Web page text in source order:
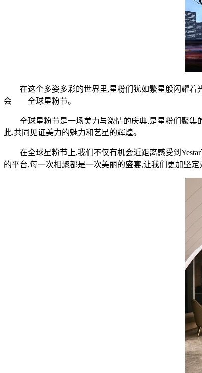
在这个多姿多彩的世界里,星粉们犹如繁星般闪耀着
会——全球星粉节。
全球星粉节是一场美力与激情的庆典,是星粉们聚
此,共同见证美力的魅力和艺星的辉煌。
在全球星粉节上,我们不仅有机会近距离感受到
的平台,每一次相聚都是一次美丽的盛宴,让我们更加坚定